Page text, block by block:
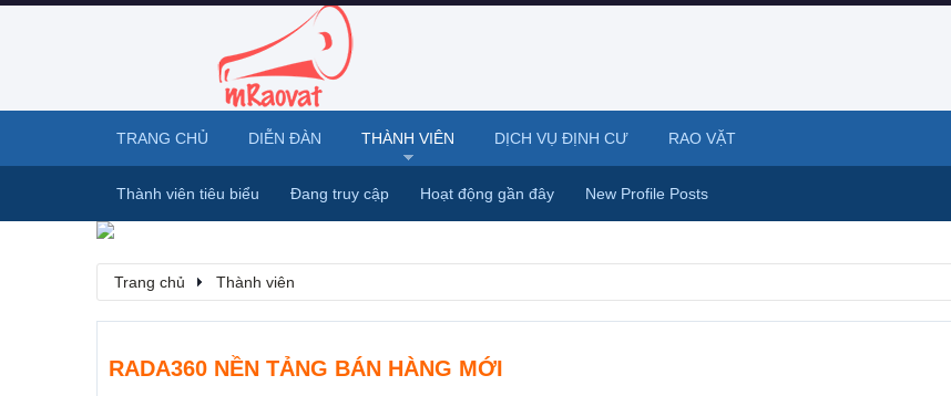
Trang chủ Thành viên
RADA360 NỀN TẢNG BÁN HÀNG MỚI
TRANG CHỦ DIỄN ĐÀN THÀNH VIÊN
Thành viên tiêu biểu Đang truy cập Hoạt động gần đây New Profile Posts
DỊCH VỤ ĐỊNH CƯ RAO VẶT